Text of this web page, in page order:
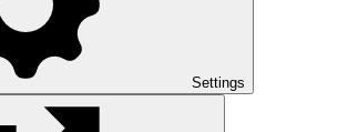
Settings